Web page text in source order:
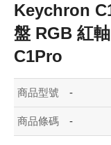
Keychron
盤 RGB 紅
C1Pro
商品型號 -
商品條碼 -